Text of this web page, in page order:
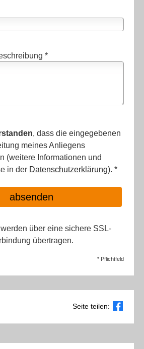
*
, dass die eingegebenen
meines Anliegens
(weitere Informationen und
in der Datenschutzerklärung). *
absenden
über eine sichere SSL-
übertragen.
* Pflichtfeld
Seite teilen: